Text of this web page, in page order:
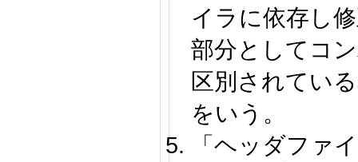
イラに依存し
部分としてコ
区別されてい
をいう。
「ヘッダファ